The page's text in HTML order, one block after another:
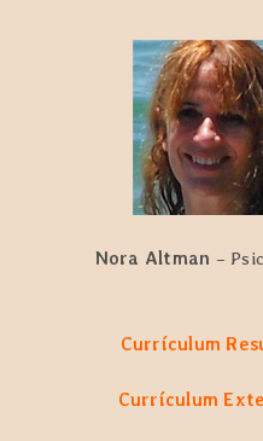
Nora Altman –
Currículum
Currículum